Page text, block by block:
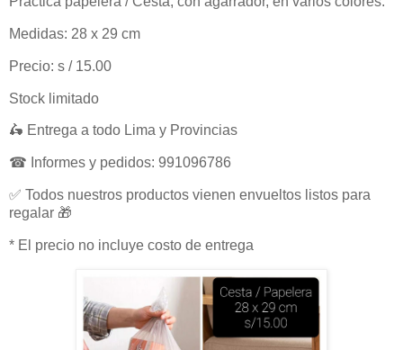
Medidas: 28 x 29 cm
Precio: s / 15.00
Stock limitado
🛵 Entrega a todo Lima y Provincias
☎ Informes y pedidos: 991096786
✅ Todos nuestros productos vienen envueltos listos para
regalar 🎁
* El precio no incluye costo de entrega